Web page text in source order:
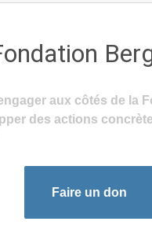
aux côtés de la
des actions
Faire un don